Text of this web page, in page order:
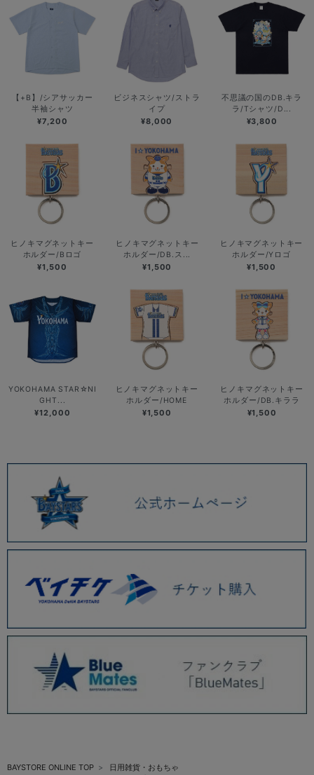
【+B】/シアサッカー
半袖シャツ
¥7,200
ビジネスシャツ/ストラ
イプ
¥8,000
不思議の国のDB.キラ
ラ/Tシャツ/D...
¥3,800
ヒノキマグネットキー
ホルダー/Bロゴ
¥1,500
ヒノキマグネットキー
ホルダー/DB.ス...
¥1,500
ヒノキマグネットキー
ホルダー/Yロゴ
¥1,500
YOKOHAMA STAR☆NI
GHT...
¥12,000
ヒノキマグネットキー
ホルダー/HOME
¥1,500
ヒノキマグネットキー
ホルダー/DB.キララ
¥1,500
BAYSTORE ONLINE TOP
日用雑貨・おもちゃ